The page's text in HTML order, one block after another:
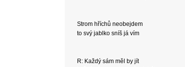
Strom hříchů neobejdem
to svý jablko sníš já vím
R: Každý sám měl by jít